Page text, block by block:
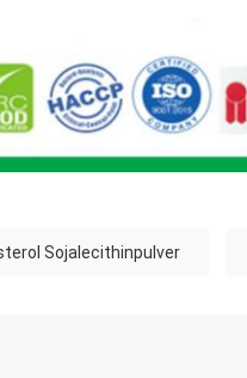
Sojalecithinpulver